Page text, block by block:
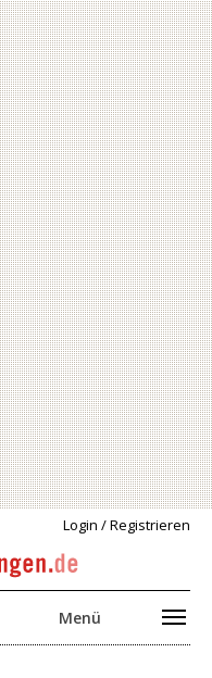
Login / Registrieren
Menü